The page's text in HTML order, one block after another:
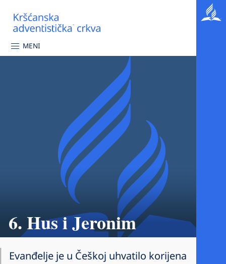
MENI
6. Hus i Jeronim
Evanđelje je u Češkoj uhvatilo korijena